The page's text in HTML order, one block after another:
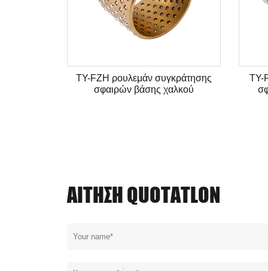
TY-FZH ρουλεμάν συγκράτησης
σφαιρών βάσης χαλκού
TY-
ΑΊΤΗΣΗ QUOTATLON